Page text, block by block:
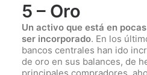
5 – Oro
Un activo que está en
ser incorporado. En los
bancos centrales han ido
de oro en sus balances, de